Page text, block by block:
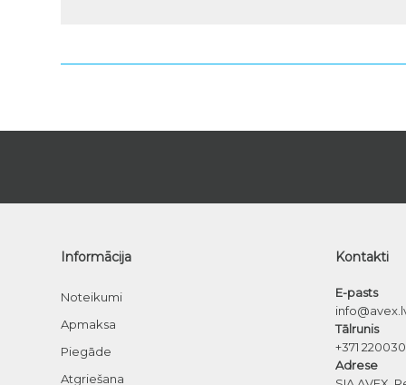
Informācija
Noteikumi
Apmaksa
Piegāde
Atgriešana
Kontakti
E-pasts
Tālrunis
+371
Adrese